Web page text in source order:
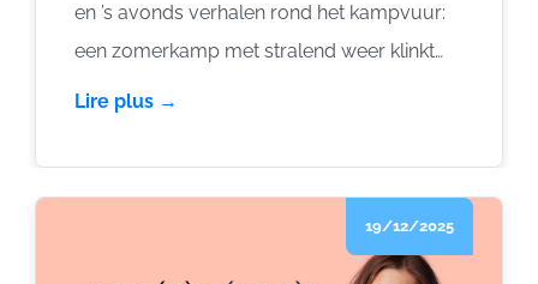
en ’s avonds verhalen rond het kampvuur:
een zomerkamp met stralend weer klinkt
als de droom van elke groep. Maar zodra
ingaat, moeten we het hoofd letterlijk en
figuurlijk koel houden.
Lire plus →
19/12/2025